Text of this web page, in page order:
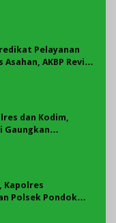
Pelayanan
AKBP Revi
dan Kodim,
Gaungkan
Kapolres
Polsek Pondok